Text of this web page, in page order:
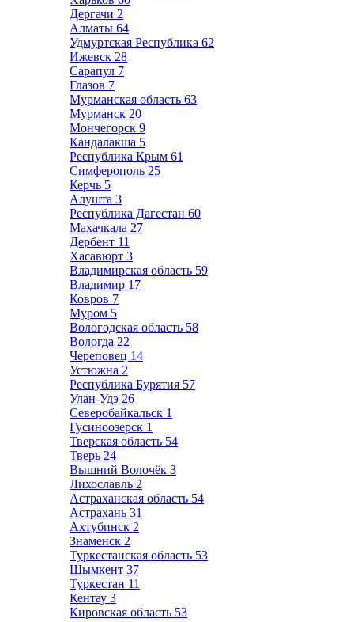
Дергачи 2
Алматы 64
Удмуртская Республика 62
Ижевск 28
Сарапул 7
Глазов 7
Мурманская область 63
Мурманск 20
Мончегорск 9
Кандалакша 5
Республика Крым 61
Симферополь 25
Керчь 5
Алушта 3
Республика Дагестан 60
Махачкала 27
Дербент 11
Хасавюрт 3
Владимирская область 59
Владимир 17
Ковров 7
Муром 5
Вологодская область 58
Вологда 22
Череповец 14
Устюжна 2
Республика Бурятия 57
Улан-Удэ 26
Северобайкальск 1
Гусиноозерск 1
Тверская область 54
Тверь 24
Вышний Волочёк 3
Лихославль 2
Астраханская область 54
Астрахань 31
Ахтубинск 2
Знаменск 2
Туркестанская область 53
Шымкент 37
Туркестан 11
Кентау 3
Кировская область 53